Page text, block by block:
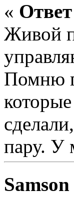
«
Живой
Помню
пару. У
Samson